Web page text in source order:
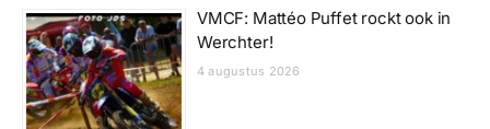
VMCF: Mattéo Puffet rockt ook in
Werchter!
4 augustus 2026